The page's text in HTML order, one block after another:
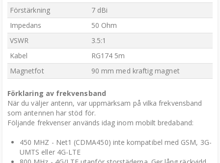
Förstärkning
7 dBi
Impedans
50 Ohm
VSWR
3.5:1
Kabel
RG174 5m
Magnetfot
90 mm med kraftig magnet
Förklaring av frekvensband
När du väljer antenn, var uppmärksam på vilka frekvensband
som antennen har stöd för.
Följande frekvenser används idag inom mobilt bredaband:
450 MHZ - Net1 (CDMA450) inte kompatibel med GSM, 3G-
UMTS eller 4G-LTE